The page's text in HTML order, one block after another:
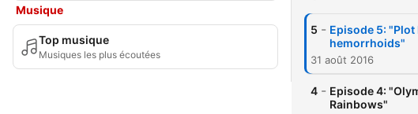
Musique
Top musique
Musiques les plus écoutées
5 - Episode 5:
hemorrhoids"
31 août 2016
4 - Episode 4:
Rainbows"